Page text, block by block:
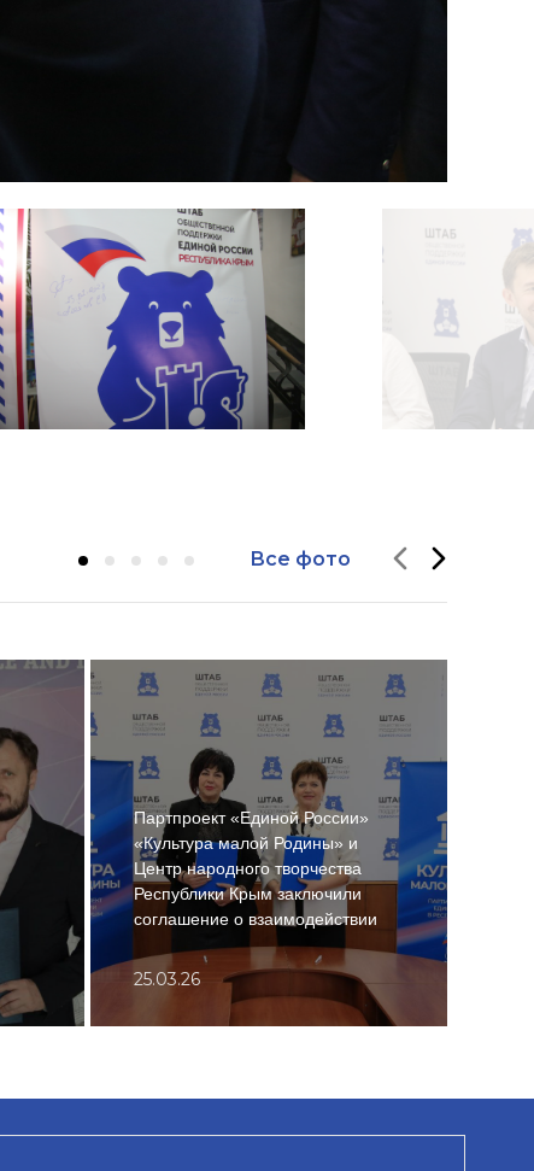
Все фото
Партпроект «Единой России»
«Культура малой Родины» и
Центр народного творчества
Республики Крым заключили
соглашение о взаимодействии
25.03.26